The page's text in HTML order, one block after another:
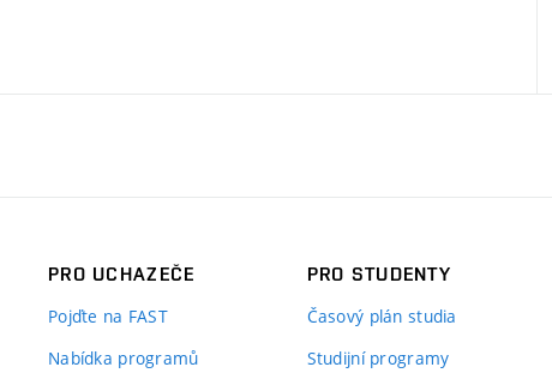
PRO UCHAZEČE
Pojďte na FAST
Nabídka programů
PRO STUDENTY
Časový plán studia
Studijní programy